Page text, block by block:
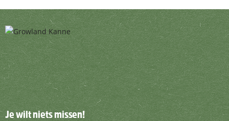
Je wilt niets missen!
Je wilt niets missen!